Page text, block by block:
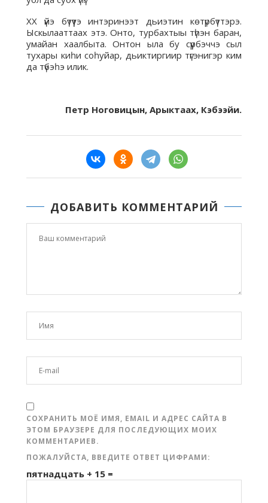
ХХ үйэ бүтүүтэ интэринээт дьиэтин көтүрбүттэрэ.
Ыскылааттаах этэ. Онто, турбахтыы түһэн баран,
умайан хаалбыта. Онтон ыла бу сүүрбэччэ сыл
тухары киһи соһуйар, дьиктиргиир түгэнигэр ким
да түбэһэ илик.
Петр Ноговицын, Арыктаах, Кэбээйи.
ДОБАВИТЬ КОММЕНТАРИЙ
СОХРАНИТЬ МОЁ ИМЯ, EMAIL И АДРЕС САЙТА В
ЭТОМ БРАУЗЕРЕ ДЛЯ ПОСЛЕДУЮЩИХ МОИХ
КОММЕНТАРИЕВ.
ПОЖАЛУЙСТА, ВВЕДИТЕ ОТВЕТ ЦИФРАМИ:
пятнадцать + 15 =